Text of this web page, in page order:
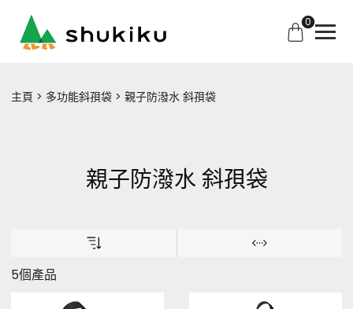
0
主頁 多功能斜孭袋 親子防潑水 斜孭袋
親子防潑水 斜孭袋
5個產品